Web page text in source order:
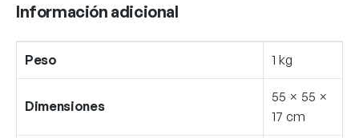
Información adicional
Peso 1 kg
Dimensiones
55 × 55 ×
17 cm